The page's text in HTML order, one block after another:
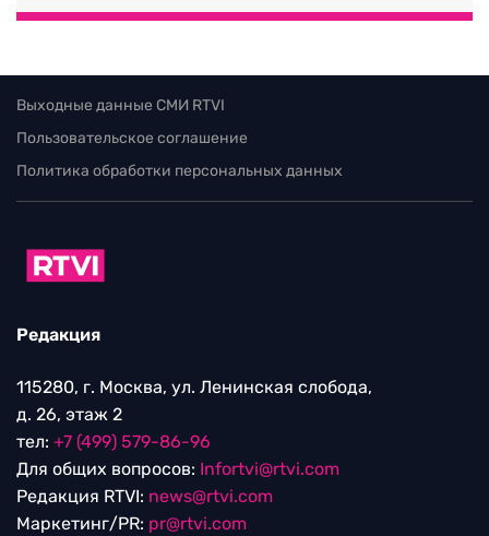
Выходные данные СМИ RTVI
Пользовательское соглашение
Политика обработки персональных данных
Редакция
115280, г. Москва, ул. Ленинская слобода,
д. 26, этаж 2
тел: +7 (499) 579-86-96
Для общих вопросов: Infortvi@rtvi.com
Редакция RTVI: news@rtvi.com
Маркетинг/PR: pr@rtvi.com